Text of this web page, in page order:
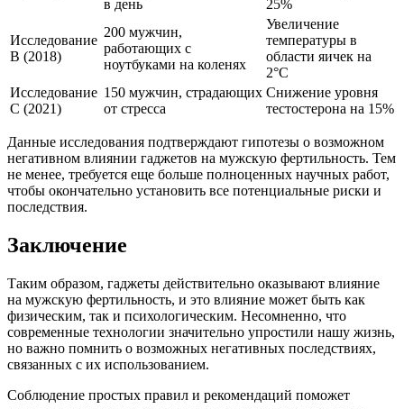
в день
25%
Исследование
B (2018)
200 мужчин,
работающих с
ноутбуками на коленях
Увеличение
температуры в
области яичек на
2°C
Исследование
C (2021)
150 мужчин, страдающих
от стресса
Снижение уровня
тестостерона на 15%
Данные исследования подтверждают гипотезы о возможном
негативном влиянии гаджетов на мужскую фертильность. Тем
не менее, требуется еще больше полноценных научных работ,
чтобы окончательно установить все потенциальные риски и
последствия.
Заключение
Таким образом, гаджеты действительно оказывают влияние
на мужскую фертильность, и это влияние может быть как
физическим, так и психологическим. Несомненно, что
современные технологии значительно упростили нашу жизнь,
но важно помнить о возможных негативных последствиях,
связанных с их использованием.
Соблюдение простых правил и рекомендаций поможет